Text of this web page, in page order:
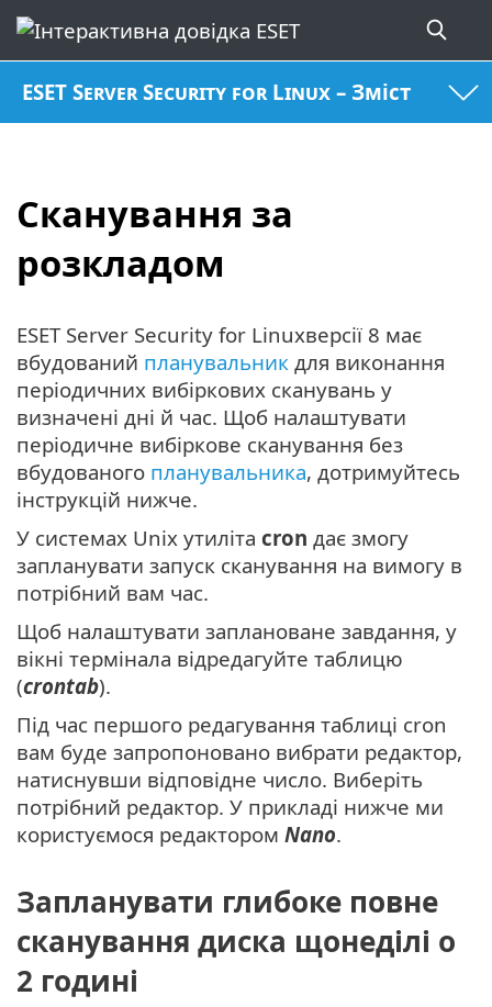
ESET Server Security for Linux – Зміст
Сканування за
розкладом
ESET Server Security for Linuxверсії 8 має
вбудований планувальник для виконання
періодичних вибіркових сканувань у
визначені дні й час. Щоб налаштувати
періодичне вибіркове сканування без
вбудованого планувальника, дотримуйтесь
інструкцій нижче.
У системах Unix утиліта cron дає змогу
запланувати запуск сканування на вимогу в
потрібний вам час.
Щоб налаштувати заплановане завдання, у
вікні термінала відредагуйте таблицю
(crontab).
Під час першого редагування таблиці cron
вам буде запропоновано вибрати редактор,
натиснувши відповідне число. Виберіть
потрібний редактор. У прикладі нижче ми
користуємося редактором Nano.
Запланувати глибоке повне
сканування диска щонеділі о
2 годині